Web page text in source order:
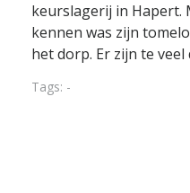
keurslagerij in Hapert.
kennen was zijn
het dorp. Er zijn te
Tags: -